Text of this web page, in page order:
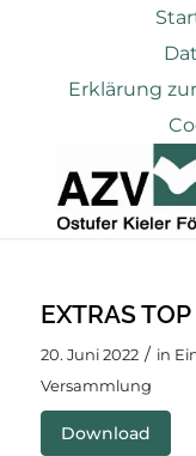
Erklärung
EXTRAS
20. Juni 2022 / in
Versammlung
Download